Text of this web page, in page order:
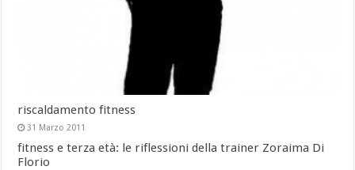
riscaldamento fitness
31 Marzo 2011
fitness e terza età: le riflessioni della trainer Zoraima Di
Florio